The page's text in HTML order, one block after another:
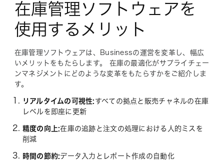
在庫管理ソフトウェアを
使用するメリット
在庫管理ソフトウェアは、Businessの運営を変革し、幅広
いメリットをもたらします。 在庫の最適化がサプライチェー
ンマネジメントにどのような変革をもたらすかをご紹介しま
す。
リアルタイムの可視性: すべての拠点と販売チャネルの在庫
レベルを即座に更新
精度の向上:在庫の追跡と注文の処理における人的ミスを
削減
時間の節約:データ入力とレポート作成の自動化